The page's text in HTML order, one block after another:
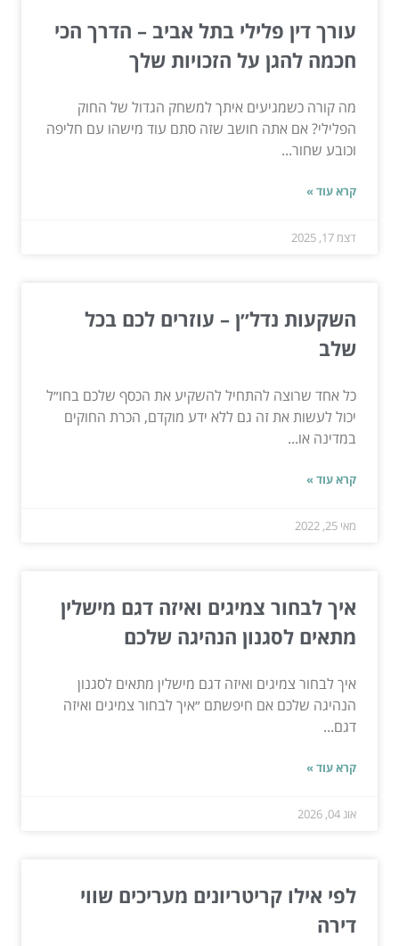
עורך דין פלילי בתל אביב – הדרך הכי
חכמה להגן על הזכויות שלך
מה קורה כשמגיעים איתך למשחק הגדול של החוק
הפלילי? אם אתה חושב שזה סתם עוד מישהו עם חליפה
וכובע שחור...
קרא עוד »
דצמ 17, 2025
השקעות נדל״ן – עוזרים לכם בכל
שלב
כל אחד שרוצה להתחיל להשקיע את הכסף שלכם בחו״ל
יכול לעשות את זה גם ללא ידע מוקדם, הכרת החוקים
במדינה או...
קרא עוד »
מאי 25, 2022
איך לבחור צמיגים ואיזה דגם מישלין
מתאים לסגנון הנהיגה שלכם
איך לבחור צמיגים ואיזה דגם מישלין מתאים לסגנון
הנהיגה שלכם אם חיפשתם ״איך לבחור צמיגים ואיזה
דגם...
קרא עוד »
אוג 04, 2026
לפי אילו קריטריונים מעריכים שווי
דירה